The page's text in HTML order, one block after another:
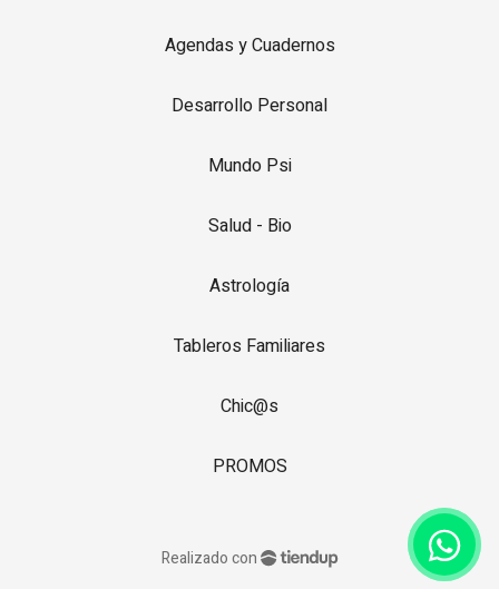
Agendas y Cuadernos
Desarrollo Personal
Mundo Psi
Salud - Bio
Astrología
Tableros Familiares
Chic@s
PROMOS
Realizado con